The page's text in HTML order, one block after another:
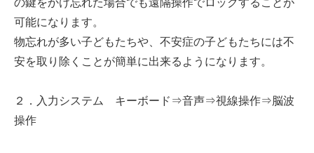
の鍵をかけ忘れた場合でも遠隔操作でロックすることが
可能になります。
物忘れが多い子どもたちや、不安症の子どもたちには不
安を取り除くことが簡単に出来るようになります。
２．入力システム キーボード⇒音声⇒視線操作⇒脳波
操作